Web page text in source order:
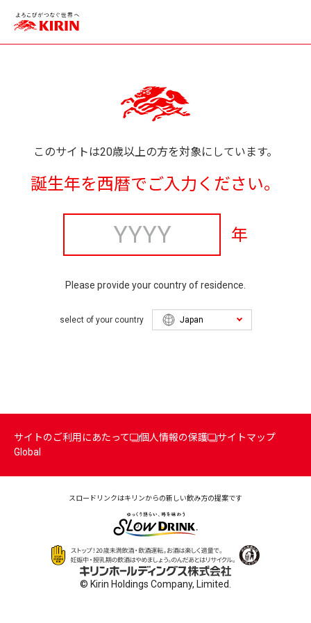
このサイトは20歳以上の方を対象にしています。
誕生年を西暦でご入力ください。
年
Please provide your country of residence.
select of your country
サイトのご利用にあたって 個人情報の保護
サイトマップ
Global
スロードリンクはキリンからの新しい飲み方の提案です
© Kirin Holdings Company, Limited.